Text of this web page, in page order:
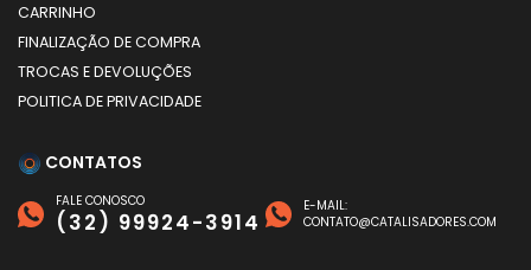
CARRINHO
FINALIZAÇÃO DE COMPRA
TROCAS E DEVOLUÇÕES
POLITICA DE PRIVACIDADE
CONTATOS
FALE CONOSCO
(32) 99924-3914
E-MAIL:
CONTATO@CATALISADORES.COM